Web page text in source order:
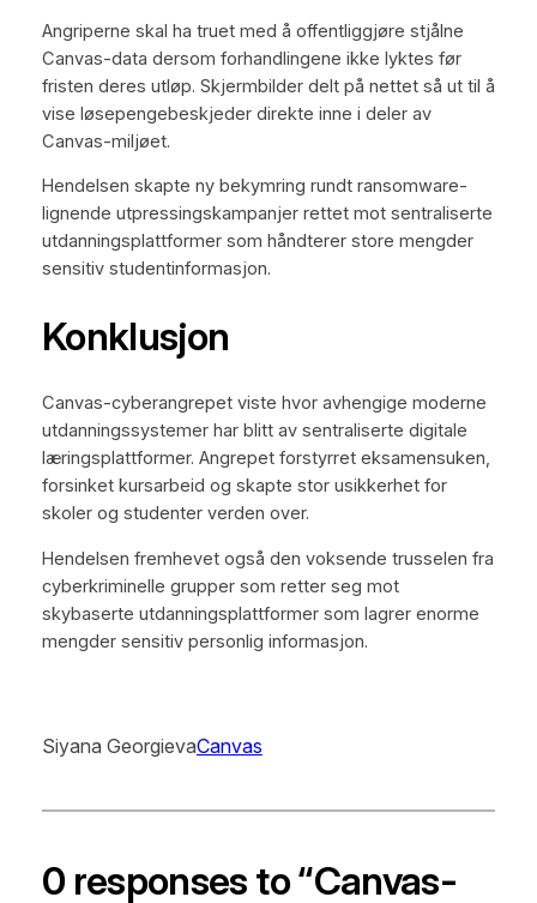
Angriperne skal ha truet med å offentliggjøre stjålne
Canvas-data dersom forhandlingene ikke lyktes før
fristen deres utløp. Skjermbilder delt på nettet så ut til å
vise løsepengebeskjeder direkte inne i deler av
Canvas-miljøet.
Hendelsen skapte ny bekymring rundt ransomware-
lignende utpressingskampanjer rettet mot sentraliserte
utdanningsplattformer som håndterer store mengder
sensitiv studentinformasjon.
Konklusjon
Canvas-cyberangrepet viste hvor avhengige moderne
utdanningssystemer har blitt av sentraliserte digitale
læringsplattformer. Angrepet forstyrret eksamensuken,
forsinket kursarbeid og skapte stor usikkerhet for
skoler og studenter verden over.
Hendelsen fremhevet også den voksende trusselen fra
cyberkriminelle grupper som retter seg mot
skybaserte utdanningsplattformer som lagrer enorme
mengder sensitiv personlig informasjon.
Siyana GeorgievaCanvas
0 responses to “Canvas-